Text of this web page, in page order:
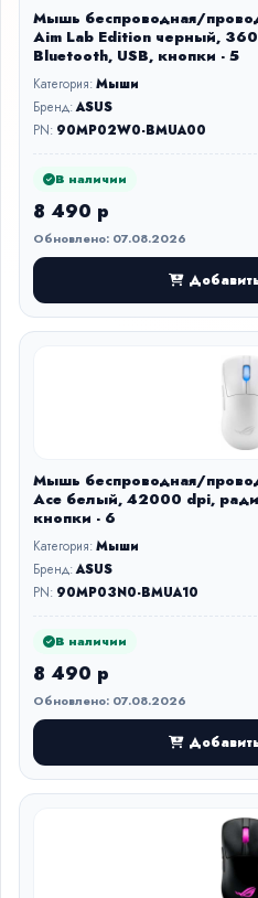
Мышь беспроводная/
Aim Lab Edition черный,
Bluetooth, USB, кнопки - 5
Категория:Мыши
Бренд:ASUS
PN: 90MP02W0-BMUA00
В наличии
8 490 р
Обновлено: 07.08.2026
Мышь беспроводная/
Ace белый, 42000 dpi,
кнопки - 6
Категория:Мыши
Бренд:ASUS
PN: 90MP03N0-BMUA10
В наличии
8 490 р
Обновлено: 07.08.2026